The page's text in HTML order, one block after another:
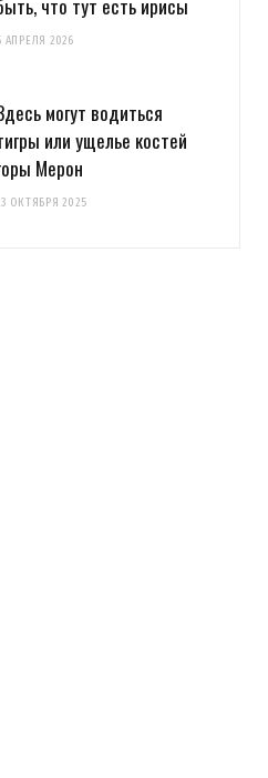
что тут есть ирисы
АПРЕЛЯ 2026
могут водиться
или ущелье костей
Мерон
ОКТЯБРЯ 2025